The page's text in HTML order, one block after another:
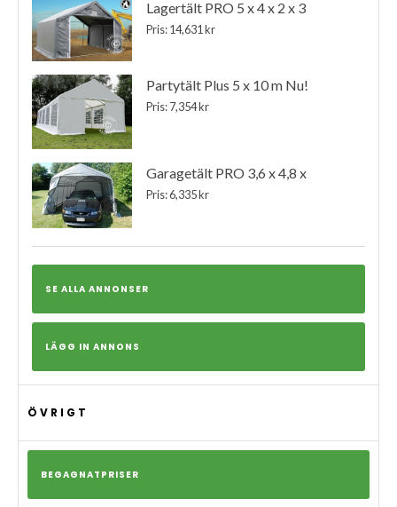
Lagertält PRO 5 x 4 x 2 x 3
Pris: 14,631 kr
Partytält Plus 5 x 10 m Nu!
Pris: 7,354 kr
Garagetält PRO 3,6 x 4,8 x
Pris: 6,335 kr
SE ALLA ANNONSER
LÄGG IN ANNONS
ÖVRIGT
BEGAGNATPRISER